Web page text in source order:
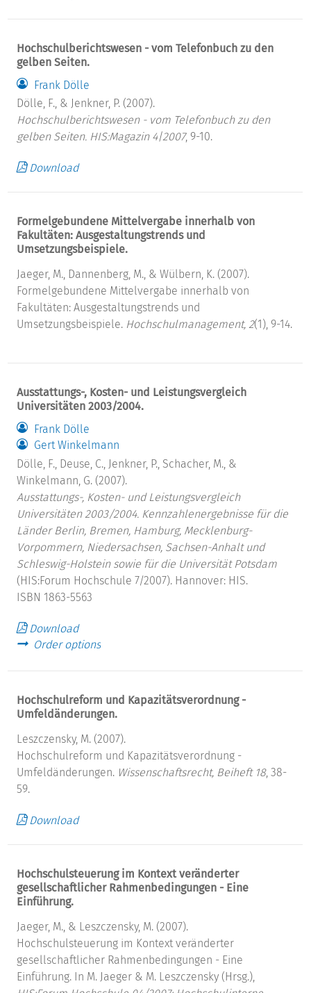
Hochschulberichtswesen - vom Telefonbuch zu den
gelben Seiten.
Frank Dölle
Dölle, F., & Jenkner, P. (2007).
Hochschulberichtswesen - vom Telefonbuch zu den
gelben Seiten. HIS:Magazin 4|2007, 9-10.
Download
Formelgebundene Mittelvergabe innerhalb von
Fakultäten: Ausgestaltungstrends und
Umsetzungsbeispiele.
Jaeger, M., Dannenberg, M., & Wülbern, K. (2007).
Formelgebundene Mittelvergabe innerhalb von
Fakultäten: Ausgestaltungstrends und
Umsetzungsbeispiele. Hochschulmanagement, 2(1), 9-14.
Ausstattungs-, Kosten- und Leistungsvergleich
Universitäten 2003/2004.
Frank Dölle
Gert Winkelmann
Dölle, F., Deuse, C., Jenkner, P., Schacher, M., &
Winkelmann, G. (2007).
Ausstattungs-, Kosten- und Leistungsvergleich
Universitäten 2003/2004. Kennzahlenergebnisse für die
Länder Berlin, Bremen, Hamburg, Mecklenburg-
Vorpommern, Niedersachsen, Sachsen-Anhalt und
Schleswig-Holstein sowie für die Universität Potsdam
(HIS:Forum Hochschule 7/2007). Hannover: HIS.
ISBN 1863-5563
Download
Order options
Hochschulreform und Kapazitätsverordnung -
Umfeldänderungen.
Leszczensky, M. (2007).
Hochschulreform und Kapazitätsverordnung -
Umfeldänderungen. Wissenschaftsrecht, Beiheft 18, 38-
59.
Download
Hochschulsteuerung im Kontext veränderter
gesellschaftlicher Rahmenbedingungen - Eine
Einführung.
Jaeger, M., & Leszczensky, M. (2007).
Hochschulsteuerung im Kontext veränderter
gesellschaftlicher Rahmenbedingungen - Eine
Einführung. In M. Jaeger & M. Leszczensky (Hrsg.),